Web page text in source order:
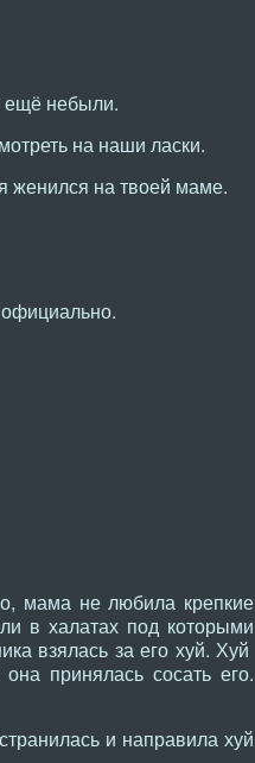
ещё небыли.
на наши ласки.
женился на твоей маме.
мама не любила крепкие
в халатах под которыми
взялась за его хуй. Хуй
принялась сосать его.
и направила хуй